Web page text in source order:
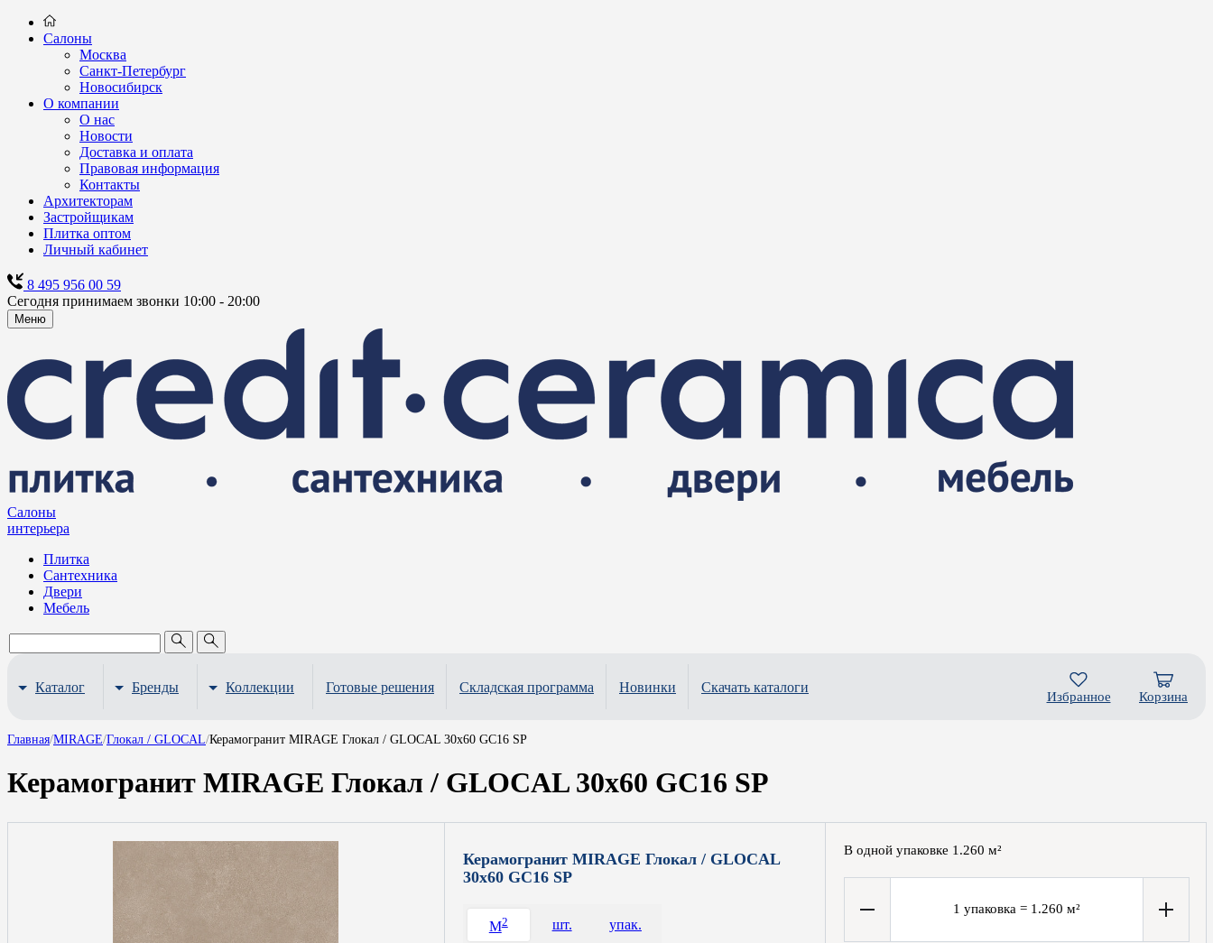
Салоны
Москва
Санкт-Петербург
Новосибирск
О компании
О нас
Новости
Доставка и оплата
Правовая информация
Контакты
Архитекторам
Застройщикам
Плитка оптом
Личный кабинет
8 495 956 00 59
Сегодня принимаем звонки 10:00 - 20:00
Меню
Салоны
интерьера
Плитка
Сантехника
Двери
Мебель
Каталог Бренды Коллекции Готовые решения Складская программа Новинки Скачать каталоги
Избранное Корзина
Главная/MIRAGE/Глокал / GLOCAL/Керамогранит MIRAGE Глокал / GLOCAL 30x60 GC16 SP
Керамогранит MIRAGE Глокал / GLOCAL 30x60 GC16 SP
Керамогранит MIRAGE Глокал / GLOCAL
30x60 GC16 SP
M2 шт. упак.
В одной упаковке 1.260 м²
1 упаковка = 1.260 м²